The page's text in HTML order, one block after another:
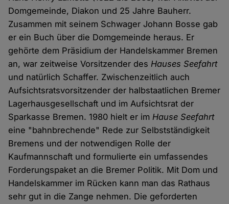
Domgemeinde, Diakon und 25 Jahre Bauherr.
Zusammen mit seinem Schwager Johann Bosse gab
er ein Buch über die Domgemeinde heraus. Er
gehörte dem Präsidium der Handelskammer Bremen
an, war zeitweise Vorsitzender desHauses Seefahrt
und natürlich Schaffer. Zwischenzeitlich auch
Aufsichtsratsvorsitzender der halbstaatlichen Bremer
Lagerhausgesellschaft und im Aufsichtsrat der
Sparkasse Bremen. 1980 hielt er imHause Seefahrt
eine "bahnbrechende" Rede zur Selbstständigkeit
Bremens und der notwendigen Rolle der
Kaufmannschaft und formulierte ein umfassendes
Forderungspaket an die Bremer Politik. Mit Dom und
Handelskammer im Rücken kann man das Rathaus
sehr gut in die Zange nehmen. Die geforderten